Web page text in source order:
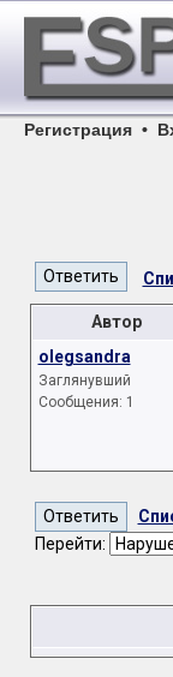
Регистрация •
Автор
olegsandra
Заглянувший
Сообщения: 1
Перейти: